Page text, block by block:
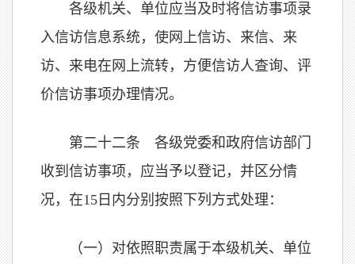
各级机关、单位应当及时将信访事项录
入信访信息系统，使网上信访、来信、来
访、来电在网上流转，方便信访人查询、评
价信访事项办理情况。
第二十二条 各级党委和政府信访部门
收到信访事项，应当予以登记，并区分情
况，在15日内分别按照下列方式处理：
（一）对依照职责属于本级机关、单位